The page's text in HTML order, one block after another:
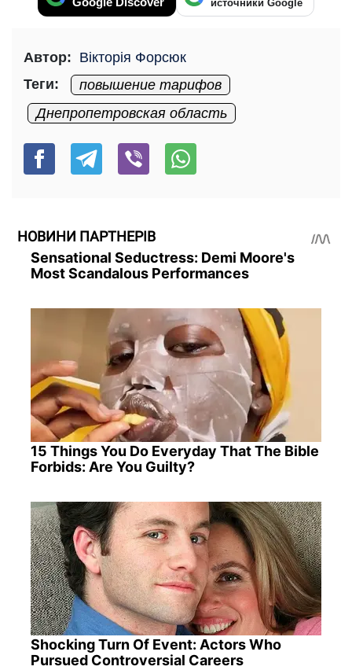
источники Google
Автор: Вікторія Форсюк
Теги:
повышение тарифов
Днепропетровская область
НОВИНИ ПАРТНЕРІВ
Sensational Seductress: Demi Moore's
Most Scandalous Performances
15 Things You Do Everyday That The Bible
Forbids: Are You Guilty?
Shocking Turn Of Event: Actors Who
Pursued Controversial Careers